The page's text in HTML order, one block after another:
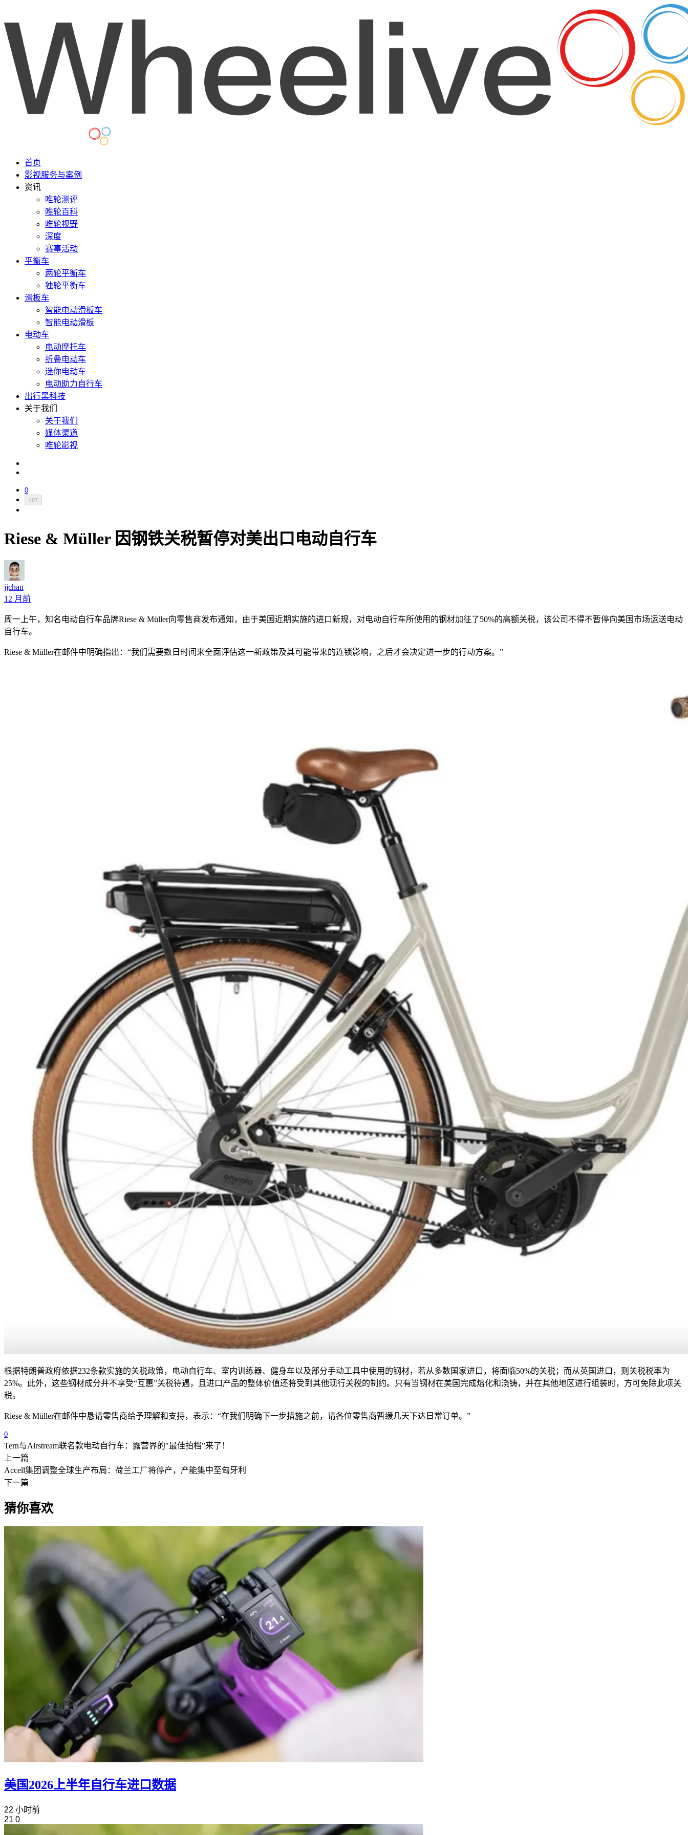
首页
影视服务与案例
资讯
唯轮测评
唯轮百科
唯轮视野
深度
赛事活动
平衡车
两轮平衡车
独轮平衡车
滑板车
智能电动滑板车
智能电动滑板
电动车
电动摩托车
折叠电动车
迷你电动车
电动助力自行车
出行黑科技
关于我们
关于我们
媒体渠道
唯轮影视
0
487
Riese & Müller 因钢铁关税暂停对美出口电动自行车
jjchan
12 月前
周一上午，知名电动自行车品牌Riese & Müller向零售商发布通知，由于美国近期实施的进口新规，对电动自行车所使用的钢材加征了50%的高额关税，该公司不得不暂停向美国市场运送电动
自行车。
Riese & Müller在邮件中明确指出：“我们需要数日时间来全面评估这一新政策及其可能带来的连锁影响，之后才会决定进一步的行动方案。”
根据特朗普政府依据232条款实施的关税政策，电动自行车、室内训练器、健身车以及部分手动工具中使用的钢材，若从多数国家进口，将面临50%的关税；而从英国进口，则关税税率为
25%。此外，这些钢材成分并不享受“互惠”关税待遇，且进口产品的整体价值还将受到其他现行关税的制约。只有当钢材在美国完成熔化和浇铸，并在其他地区进行组装时，方可免除此项关
税。
Riese & Müller在邮件中恳请零售商给予理解和支持，表示：“在我们明确下一步措施之前，请各位零售商暂缓几天下达日常订单。”
0
Tern与Airstream联名款电动自行车：露营界的"最佳拍档”来了！
上一篇
Accell集团调整全球生产布局：荷兰工厂将停产，产能集中至匈牙利
下一篇
猜你喜欢
美国2026上半年自行车进口数据
22 小时前
21 0